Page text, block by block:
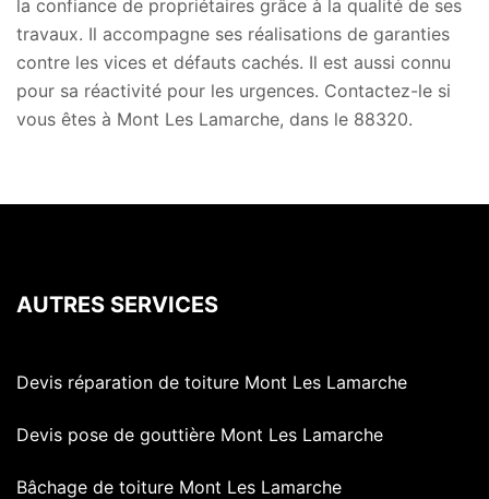
la confiance de propriétaires grâce à la qualité de ses
travaux. Il accompagne ses réalisations de garanties
contre les vices et défauts cachés. Il est aussi connu
pour sa réactivité pour les urgences. Contactez-le si
vous êtes à Mont Les Lamarche, dans le 88320.
AUTRES SERVICES
Devis réparation de toiture Mont Les Lamarche
Devis pose de gouttière Mont Les Lamarche
Bâchage de toiture Mont Les Lamarche